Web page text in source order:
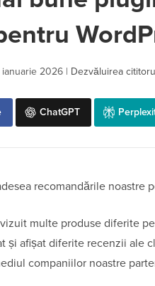
2026 | Dezvăluirea
ChatGPT
recomandările noastre
multe produse diferite
și afișat diferite recenzii ale
companiilor noastre